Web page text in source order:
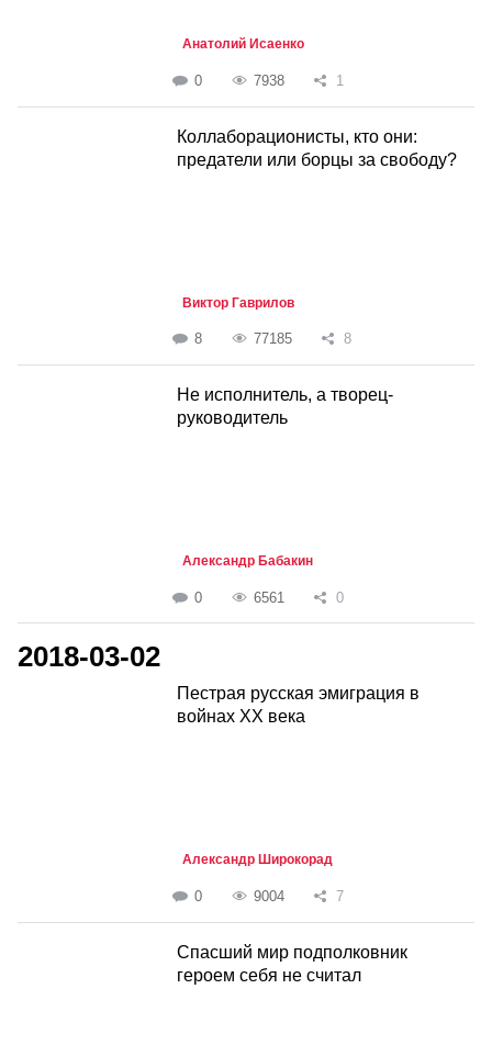
Анатолий Исаенко
0 7938 1
Коллаборационисты, кто они:
предатели или борцы за свободу?
Виктор Гаврилов
8 77185 8
Не исполнитель, а творец-
руководитель
Александр Бабакин
0 6561 0
2018-03-02
Пестрая русская эмиграция в
войнах ХХ века
Александр Широкорад
0 9004 7
Спасший мир подполковник
героем себя не считал